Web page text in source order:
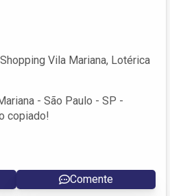
Vila Mariana, Lotérica
- São Paulo - SP -
copiado!
Comente